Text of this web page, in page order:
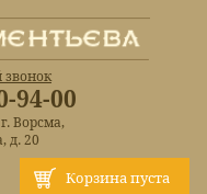
Корзина пуста
звонок
94-00
Ворсма,
д. 20